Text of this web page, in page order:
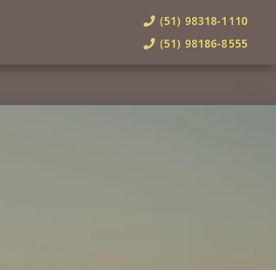
(51) 98318-1110
(51) 98186-8555